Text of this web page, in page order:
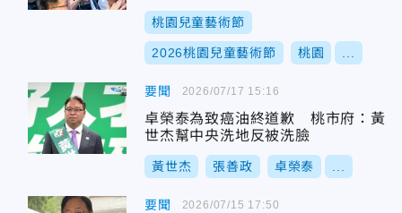
揮想像力
桃園兒童藝術節
2026桃園兒童藝術節 桃園
要聞
卓榮泰為致癌油終道歉 桃市府：黃
世杰幫中央洗地反被洗臉
黃世杰 張善政 卓榮泰
2026/07/17 15:16
要聞 2026/07/15 17:50